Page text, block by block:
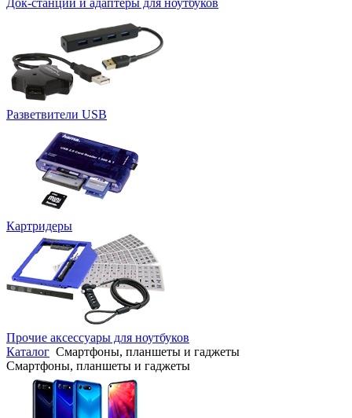
Док-станции и адаптеры для ноутбуков
Разветвители USB
Картридеры
Прочие аксессуары для ноутбуков
Каталог Смартфоны, планшеты и гаджеты
Смартфоны, планшеты и гаджеты